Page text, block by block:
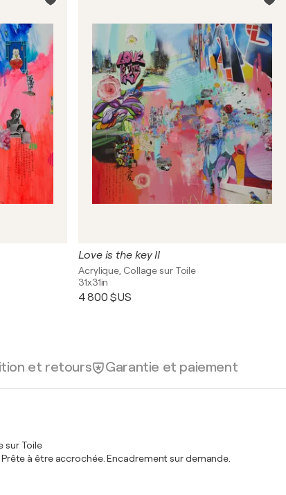
Love is the key II
Acrylique, Collage sur Toile
31x31in
4 800 $US
et retours Garantie et paiement
sur Toile
Prête à être accrochée. Encadrement sur demande.